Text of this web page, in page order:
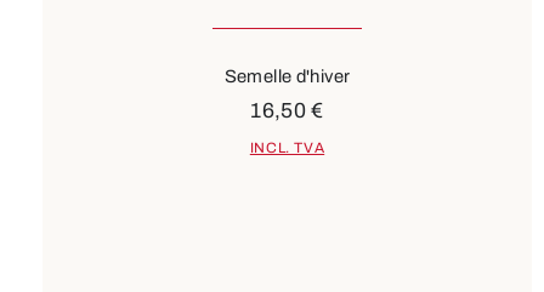
Semelle d'hiver
16,50 €
INCL. TVA